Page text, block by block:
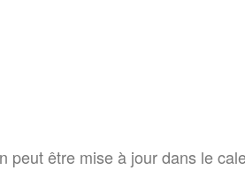
peut être mise à jour dans le